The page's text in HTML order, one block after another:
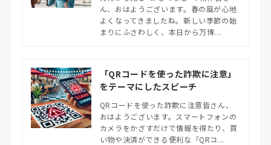
ん、おはようございます。春の風が心地
よくなってきましたね。新しい季節の始
まりにふさわしく、本日から万博...
「QRコードを使った詐欺に注意」
をテーマにしたスピーチ
QRコードを使った詐欺に注意皆さん、
おはようございます。スマートフォンの
カメラをかざすだけで情報を得たり、買
い物や決済ができる便利な「QRコ...